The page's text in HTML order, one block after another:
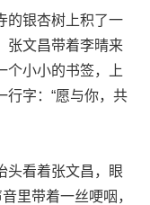
银杏树上积了一
张文昌带着李晴来
个小小的书签，上
行字：“愿与你，共
看着张文昌，眼
里带着一丝哽咽，